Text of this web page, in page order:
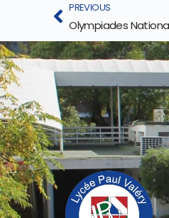
PREVIOUS
Olympiades